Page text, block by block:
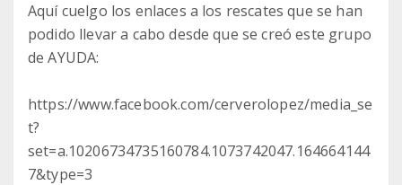
Aquí cuelgo los enlaces a los rescates que se han
podido llevar a cabo desde que se creó este grupo
de AYUDA:
https://www.facebook.com/cerverolopez/media_se
t?
set=a.10206734735160784.1073742047.164664144
7&type=3